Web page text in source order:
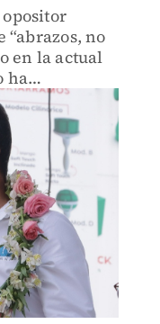
“abrazos, no
en la actual
ha